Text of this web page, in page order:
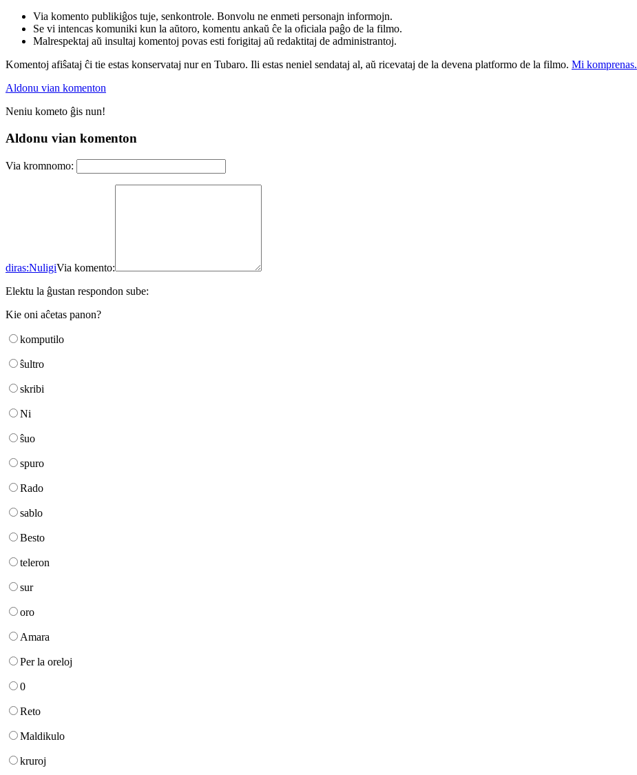
Via komento publikiĝos tuje, senkontrole. Bonvolu ne enmeti personajn informojn.
Se vi intencas komuniki kun la aŭtoro, komentu ankaŭ ĉe la oficiala paĝo de la filmo.
Malrespektaj aŭ insultaj komentoj povas esti forigitaj aŭ redaktitaj de administrantoj.
Komentoj afiŝataj ĉi tie estas konservataj nur en Tubaro. Ili estas neniel sendataj al, aŭ ricevataj de la devena platformo de la filmo. Mi komprenas.
Aldonu vian komenton
Neniu kometo ĝis nun!
Aldonu vian komenton
Via kromnomo:
diras:NuligiVia komento:
Elektu la ĝustan respondon sube:
Kie oni aĉetas panon?
komputilo
ŝultro
skribi
Ni
ŝuo
spuro
Rado
sablo
Besto
teleron
sur
oro
Amara
Per la oreloj
0
Reto
Maldikulo
kruroj